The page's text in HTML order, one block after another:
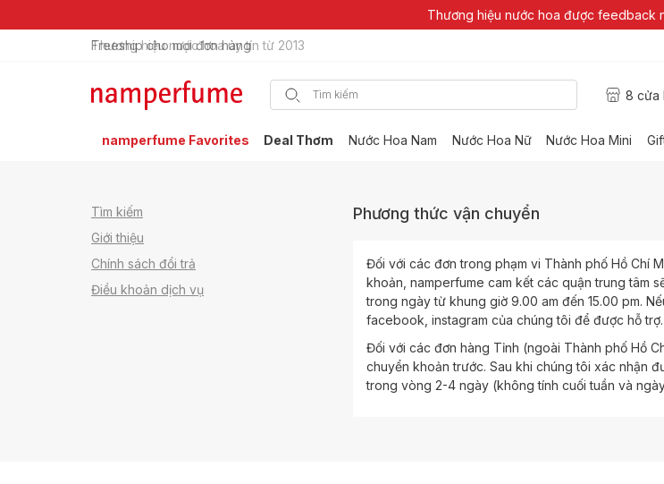
Thương hiệu nước hoa được feedback
Freeship cho mọi đơn hàng
Thương hiệu nước hoa uy tín từ 2013
8 cửa
namperfume Favorites Deal Thơm Nước Hoa Nam Nước Hoa Nữ Nước Hoa Mini
Tìm kiếm
Giới thiệu
Chính sách đổi trả
Điều khoản dịch vụ
Phương thức vận chuyển
Đối với các đơn trong phạm vi Thành phố Hồ Chí
khoản, namperfume cam kết các quận trung tâm
trong ngày từ khung giờ 9.00 am đến 15.00 pm.
facebook, instagram của chúng tôi để được hỗ trợ.
Đối với các đơn hàng Tỉnh (ngoài Thành phố Hồ
chuyển khoản trước. Sau khi chúng tôi xác nhận
trong vòng 2-4 ngày (không tính cuối tuần và